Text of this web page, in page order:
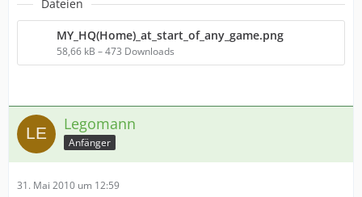
Dateien
MY_HQ(Home)_at_start_of_any_game.png
58,66 kB – 473 Downloads
Legomann
Anfänger
31. Mai 2010 um 12:59